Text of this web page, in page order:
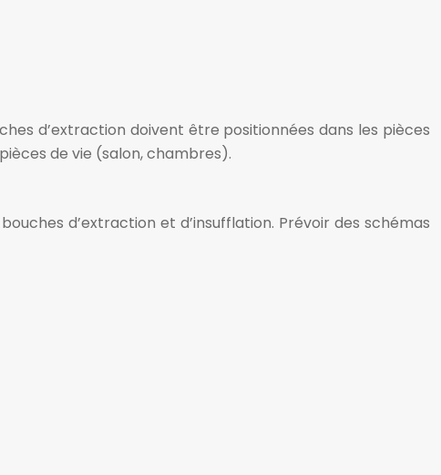
d’extraction doivent être positionnées dans les pièces
de vie (salon, chambres).
d’extraction et d’insufflation. Prévoir des schémas